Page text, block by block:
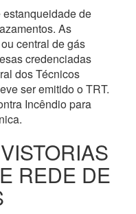
de
As
central de gás
credenciadas
dos Técnicos
ser emitido o TRT.
Incêndio para
REDE DE